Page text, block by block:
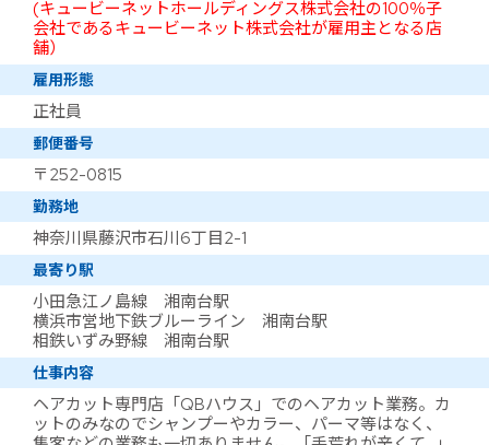
(キュービーネットホールディングス株式会社の100％子
会社であるキュービーネット株式会社が雇用主となる店
舗）
雇用形態
正社員
郵便番号
〒252-0815
勤務地
神奈川県藤沢市石川6丁目2-1
最寄り駅
小田急江ノ島線 湘南台駅
横浜市営地下鉄ブルーライン 湘南台駅
相鉄いずみ野線 湘南台駅
仕事内容
ヘアカット専門店「QBハウス」でのヘアカット業務。カ
ットのみなのでシャンプーやカラー、パーマ等はなく、